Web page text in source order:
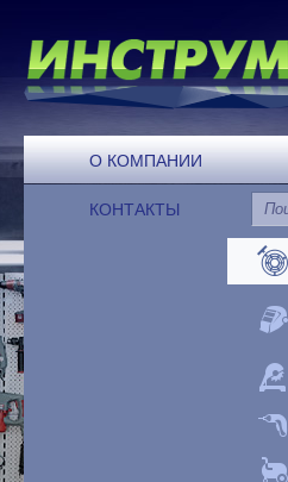
О КОМПАНИИ
КОНТАКТЫ